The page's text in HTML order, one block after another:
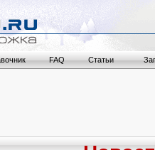
FAQ Статьи